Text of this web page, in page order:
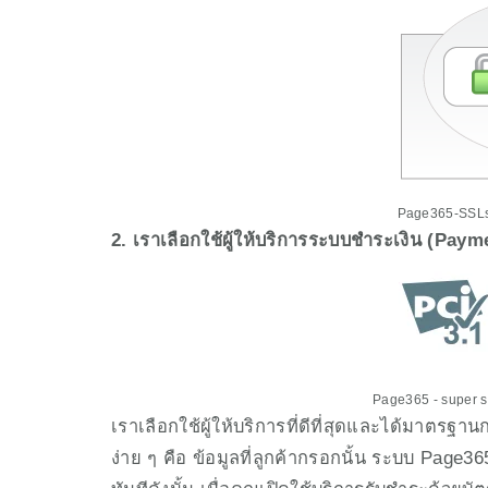
Page365-
2. เราเลือกใช้ผู้ให้บริการระบบชำระเงิน
Page365 - super
เราเลือกใช้ผู้ให้บริการที่ดีที่สุดและได้มาตรฐา
ง่าย ๆ คือ ข้อมูลที่ลูกค้ากรอกนั้น ระบบ